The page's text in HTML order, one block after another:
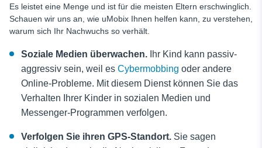
Es leistet eine Menge und ist für die meisten Eltern erschwinglich.
Schauen wir uns an, wie uMobix Ihnen helfen kann, zu verstehen,
warum sich Ihr Nachwuchs so verhält.
Soziale Medien überwachen. Ihr Kind kann passiv-
aggressiv sein, weil es Cybermobbing oder andere
Online-Probleme. Mit diesem Dienst können Sie das
Verhalten Ihrer Kinder in sozialen Medien und
Messenger-Programmen verfolgen.
Verfolgen Sie ihren GPS-Standort. Sie sagen